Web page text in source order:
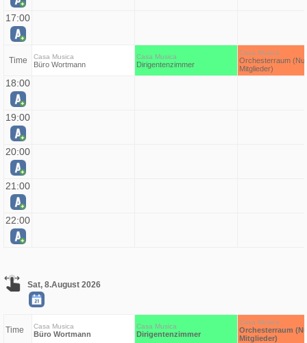
17:00
Time Casa Musica
Büro Wortmann
Casa Musica
Dirigentenzimmer
Casa Musica
Orchesterraum
Mitglieder)
18:00
19:00
20:00
21:00
22:00
Sat, 8.August 2026
Time Casa Musica
Büro Wortmann
Casa Musica
Dirigentenzimmer
Casa Musica
Orchesterraum
Mitglieder)